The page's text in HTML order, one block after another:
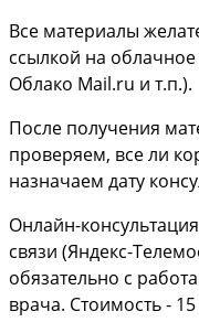
Все материалы
ссылкой на
Облако Mail.ru и т.п.).
После получения
проверяем, все ли
назначаем дату
Онлайн-
связи (Яндекс-
обязательно с
врача. Стоимость -